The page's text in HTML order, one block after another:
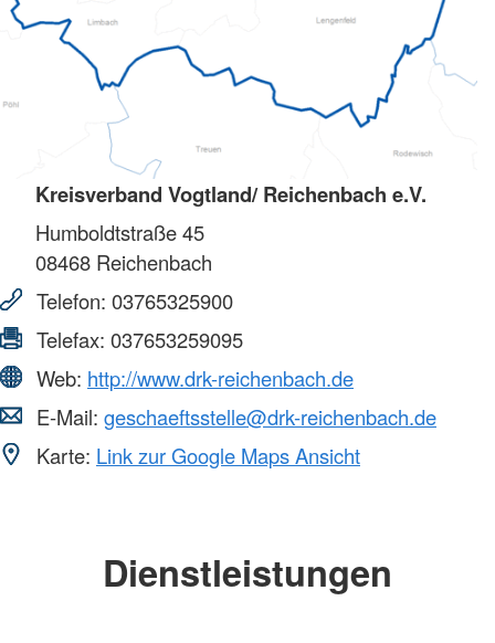
Kreisverband Vogtland/ Reichenbach e.V.
Humboldtstraße 45
08468 Reichenbach
Telefon: 03765325900
Telefax: 037653259095
Web: http://www.drk-reichenbach.de
E-Mail: geschaeftsstelle@drk-reichenbach.de
Karte: Link zur Google Maps Ansicht
Dienstleistungen